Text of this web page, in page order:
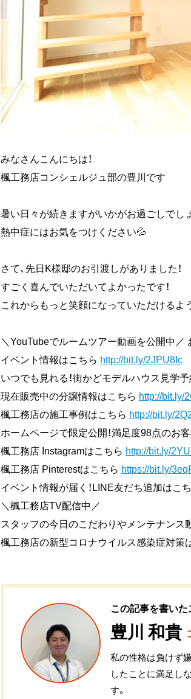
みなさんこんにちは！
楓工務店コンシェルジュ部の豊川です
暑い日々が続きますがいかがお過ごしでし
熱中症にはお気をつけください💦
さて、先日K様邸のお引渡しがありました！
すごく喜んでいただいてよかったです！
これからもっと笑顔になっていただけるよ
＼YouTubeでルームツアー動画を公開中
イベント情報はこちら http://bit.ly/2JPU8Ic
いつでも見れる！街かどモデルハウス見学
現在販売中の分譲情報はこちら http://bit.ly/
楓工務店の施工事例はこちら http://bit.ly/
ホームページで限定公開！満足度98点のお
楓工務店 Instagramはこちら http://bit.ly/
楓工務店 Pinterestはこちら https://bit.ly/
イベント情報が届く！LINE友だち追加はこ
＼楓工務店TV配信中／
スタッフの今日のこだわりやメンテナンス
楓工務店の新型コロナウイルス感染症対策
この記事を書い
豊川 和貴
私の性格は負けず
したことに満足し
す。